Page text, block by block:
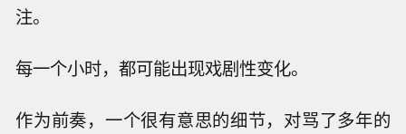
注。
每一个小时，都可能出现戏剧性变化。
作为前奏，一个很有意思的细节，对骂了多年的